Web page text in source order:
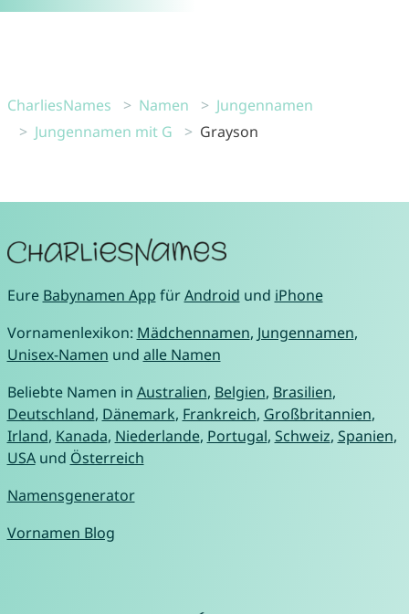
CharliesNames Namen
Jungennamen
Jungennamen mit G
Grayson
Eure Babynamen App fürAndroid und iPhone
Vornamenlexikon: Mädchennamen, Jungennamen,
Unisex-Namen und alle Namen
Beliebte Namen in Australien, Belgien, Brasilien,
Deutschland, Dänemark, Frankreich, Großbritannien,
Irland, Kanada, Niederlande, Portugal, Schweiz, Spanien,
USAund Österreich
Namensgenerator
Vornamen Blog